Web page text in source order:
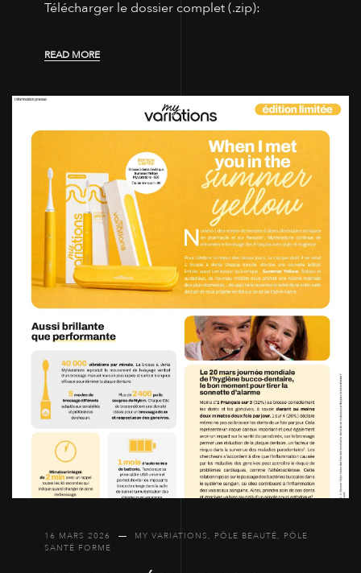
Télécharger le dossier complet (.zip):
READ MORE
16 MARS 2026 MY VARIATIONS, PÔLE BEAUTÉ, PÔLE
SANTÉ FORME